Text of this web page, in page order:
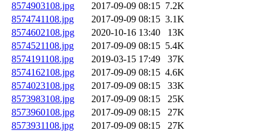
8574903108.jpg
2017-09-09 08:15 7.2K
8574741108.jpg
2017-09-09 08:15 3.1K
8574602108.jpg
2020-10-16 13:40
13K
8574521108.jpg
2017-09-09 08:15 5.4K
8574191108.jpg
2019-03-15 17:49
37K
8574162108.jpg
2017-09-09 08:15 4.6K
8574023108.jpg
2017-09-09 08:15
33K
8573983108.jpg
2017-09-09 08:15
25K
8573960108.jpg
2017-09-09 08:15
27K
8573931108.jpg
2017-09-09 08:15
27K